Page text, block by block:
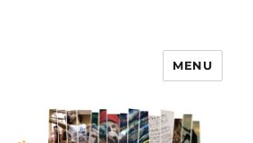
em Intervenção
e Desportivo
MENU